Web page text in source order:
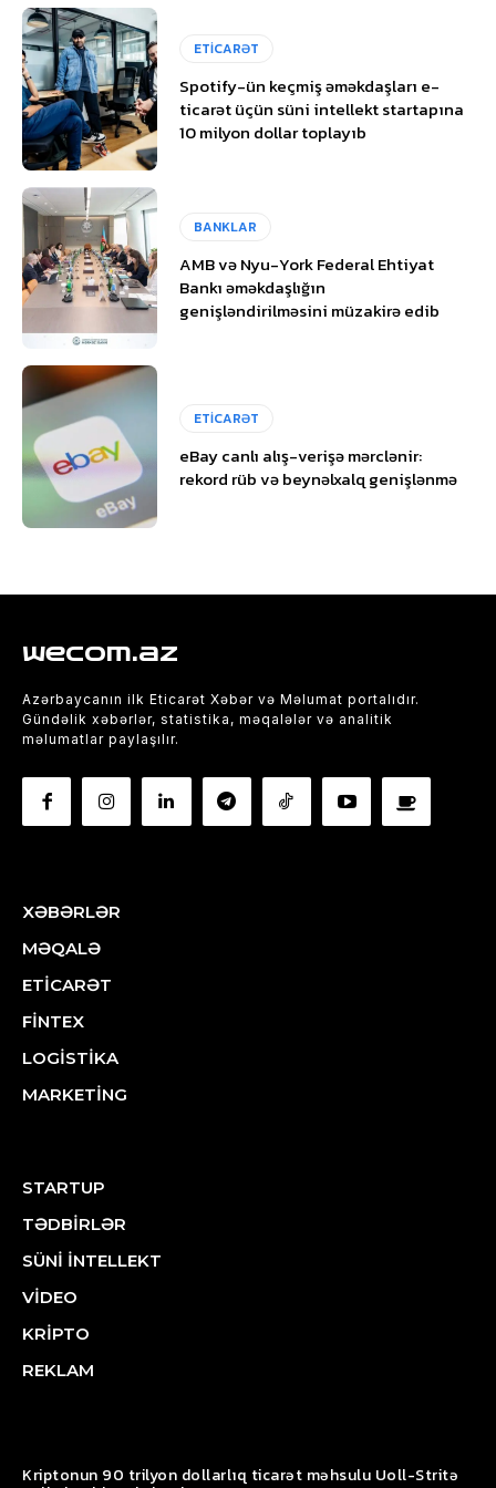
ETİCARƏT
Spotify-ün keçmiş əməkdaşları e-
ticarət üçün süni intellekt startapına
10 milyon dollar toplayıb
BANKLAR
AMB və Nyu-York Federal Ehtiyat
Bankı əməkdaşlığın
genişləndirilməsini müzakirə edib
ETİCARƏT
eBay canlı alış-verişə mərclənir:
rekord rüb və beynəlxalq genişlənmə
wecom.az
Azərbaycanın ilk Eticarət Xəbər və Məlumat portalıdır.
Gündəlik xəbərlər, statistika, məqalələr və analitik
məlumatlar paylaşılır.
XƏBƏRLƏR
MƏQALƏ
ETİCARƏT
FİNTEX
LOGİSTİKA
MARKETİNG
STARTUP
TƏDBİRLƏR
SÜNİ İNTELLEKT
VİDEO
KRİPTO
REKLAM
Kriptonun 90 trilyon dollarlıq ticarət məhsulu Uoll-Stritə